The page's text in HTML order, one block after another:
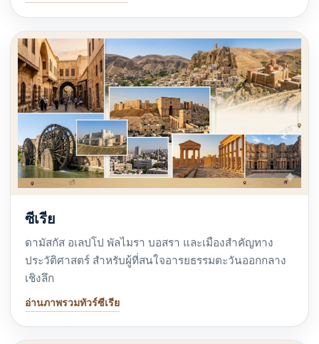
ซีเรีย
ดามัสกัส อเลปโป พัลไมรา บอสรา และเมืองสำคัญทาง
ประวัติศาสตร์ สำหรับผู้ที่สนใจอารยธรรมตะวันออกกลาง
เชิงลึก
อ่านภาพรวมทัวร์ซีเรีย